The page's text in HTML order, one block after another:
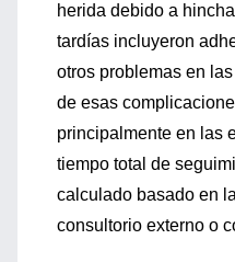
herida debido a
tardías incluyeron
otros problemas en
de esas
principalmente en las
tiempo total de
calculado basado en
consultorio externo o